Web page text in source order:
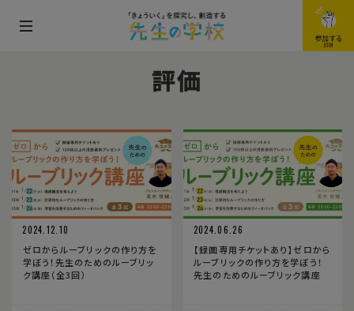
メ
開
閉
す
る
参加する
JOIN
評価
2024.12.10
ゼロからルーブリックの作り方を
学ぼう！先生のためのルーブリッ
ク講座（全3回）
2024.06.26
【録画専用チケットあり】ゼロから
ルーブリックの作り方を学ぼう！
先生のためのルーブリック講座